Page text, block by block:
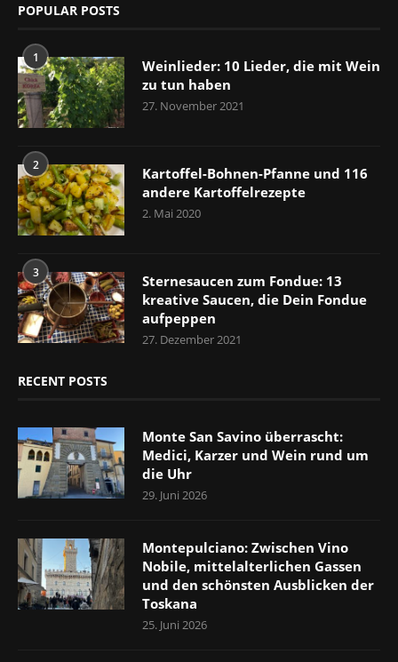
POPULAR POSTS
1
Weinlieder: 10 Lieder, die mit Wein
zu tun haben
27. November 2021
2
Kartoffel-Bohnen-Pfanne und 116
andere Kartoffelrezepte
2. Mai 2020
3
Sternesaucen zum Fondue: 13
kreative Saucen, die Dein Fondue
aufpeppen
27. Dezember 2021
RECENT POSTS
Monte San Savino überrascht:
Medici, Karzer und Wein rund um
die Uhr
29. Juni 2026
Montepulciano: Zwischen Vino
Nobile, mittelalterlichen Gassen
und den schönsten Ausblicken der
Toskana
25. Juni 2026